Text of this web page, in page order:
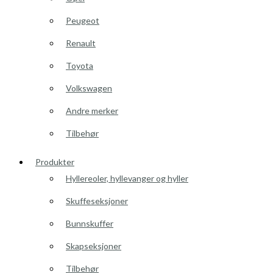
Peugeot
Renault
Toyota
Volkswagen
Andre merker
Tilbehør
Produkter
Hyllereoler, hyllevanger og hyller
Skuffeseksjoner
Bunnskuffer
Skapseksjoner
Tilbehør